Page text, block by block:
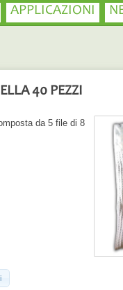
APPLICAZIONI
40 PEZZI
da 5 file di 8